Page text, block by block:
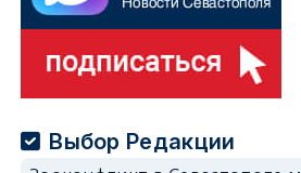
Выбор Редакции